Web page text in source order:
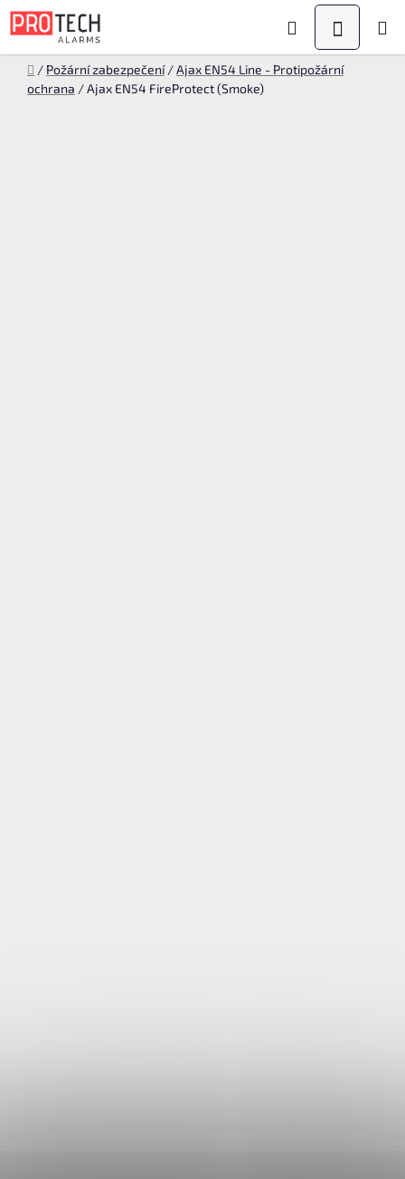
Přejít
na
Hledat
KOŠÍK
Domů
/ Požární zabezpečení /Ajax EN54 Line - Protipožární
ochrana /Ajax EN54 FireProtect (Smoke)